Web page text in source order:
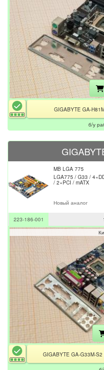
GIGABYTE GA-
б/у
MB LGA 775
LGA775 / G33 /
/ 2×PCI / mATX
Новый аналог
223-186-001
GIGABYTE GA-G33M-